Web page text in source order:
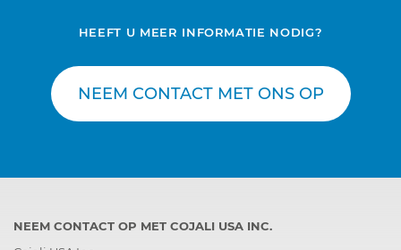
HEEFT U MEER INFORMATIE NODIG?
NEEM CONTACT MET ONS OP
NEEM CONTACT OP MET COJALI USA INC.